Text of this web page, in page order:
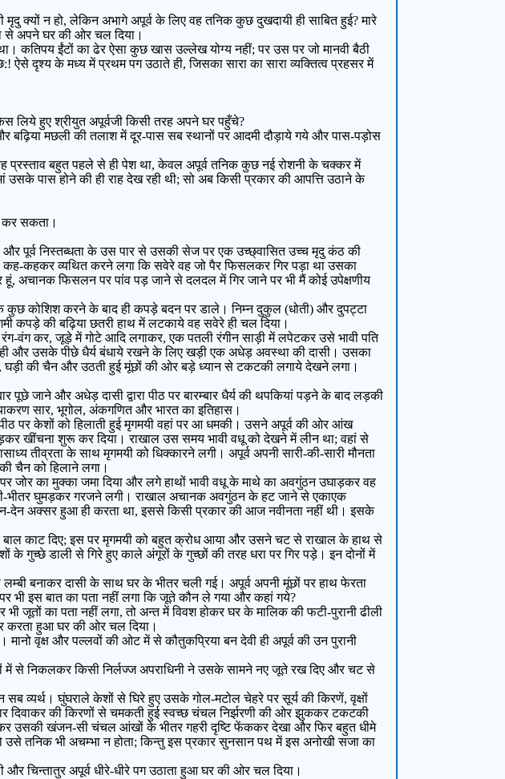
क्यों न हो, लेकिन अभागे अपूर्व के लिए वह तनिक कुछ दुखदायी ही साबित हुई? मारे
से अपने घर की ओर चल दिया।
कतिपय ईंटों का ढेर ऐसा कुछ खास उल्लेख योग्य नहीं; पर उस पर जो मानवी बैठी
दृश्य के मध्य में प्रथम पग उठाते ही, जिसका सारा का सारा व्यक्तित्व प्रहसर में
लिये हुए श्रीयुत अपूर्वजी किसी तरह अपने घर पहुँचे?
मछली की तलाश में दूर-पास सब स्थानों पर आदमी दौड़ाये गये और पास-पड़ोस
प्रस्ताव बहुत पहले से ही पेश था, केवल अपूर्व तनिक कुछ नई रोशनी के चक्कर में
उसके पास होने की ही राह देख रही थी; सो अब किसी प्रकार की आपत्ति उठाने के
कर सकता।
और पूर्व निस्तब्धता के उस पार से उसकी सेज पर एक उच्छ्वासित उच्च मृदु कंठ की
कहकर व्यथित करने लगा कि सवेरे वह जो पैर फिसलकर गिर पड़ा था उसका
हूं, अचानक फिसलन पर पांव पड़ जाने से दलदल में गिर जाने पर भी मैं कोई उपेक्षणीय
कुछ कोशिश करने के बाद ही कपड़े बदन पर डाले। निम्न दुकुल (धोती) और दुपट्टा
कपड़े की बढ़िया छतरी हाथ में लटकाये वह सवेरे ही चल दिया।
वंग कर, जूड़े में गोटे आदि लगाकर, एक पतली रंगीन साड़ी में लपेटकर उसे भावी पति
और उसके पीछे धैर्य बंधाये रखने के लिए खड़ी एक अधेड़ अवस्था की दासी। उसका
घड़ी की चैन और उठती हुई मूंछों की ओर बड़े ध्यान से टकटकी लगाये देखने लगा।
जाने और अधेड़ दासी द्वारा पीठ पर बारम्बार धैर्य की थपकियां पड़ने के बाद लड़की
सार, भूगोल, अंकगणित और भारत का इतिहास।
पर केशों को हिलाती हुई मृगमयी वहां पर आ धमकी। उसने अपूर्व की ओर आंख
खींचना शुरू कर दिया। राखाल उस समय भावी वधू को देखने में लीन था; वहां से
तीव्रता के साथ मृगमयी को धिक्कारने लगी। अपूर्व अपनी सारी-की-सारी मौनता
चैन को हिलाने लगा।
जोर का मुक्का जमा दिया और लगे हाथों भावी वधू के माथे का अवगुंठन उघाड़कर वह
भीतर घुमड़कर गरजने लगी। राखाल अचानक अवगुंठन के हट जाने से एकाएक
देन अक्सर हुआ ही करता था, इससे किसी प्रकार की आज नवीनता नहीं थी। इसके
काट दिए; इस पर मृगमयी को बहुत क्रोध आया और उसने चट से राखाल के हाथ से
डाली से गिरे हुए काले अंगूरों के गुच्छों की तरह धरा पर गिर पड़े। इन दोनों में
बनाकर दासी के साथ घर के भीतर चली गई। अपूर्व अपनी मूंछों पर हाथ फेरता
भी इस बात का पता नहीं लगा कि जूते कौन ले गया और कहां गये?
जूतों का पता नहीं लगा, तो अन्त में विवश होकर घर के मालिक की फटी-पुरानी ढीली
करता हुआ घर की ओर चल दिया।
वृक्ष और पल्लवों की ओट में से कौतुकप्रिया बन देवी ही अपूर्व की उन पुरानी
से निकलकर किसी निर्लज्ज अपराधिनी ने उसके सामने नए जूते रख दिए और चट से
व्यर्थ। घुंघराले केशों से घिरे हुए उसके गोल-मटोल चेहरे पर सूर्य की किरणें, वृक्षों
दिवाकर की किरणों से चमकती हुई स्वच्छ चंचल निर्झरणी की ओर झुककर टकटकी
उसकी खंजन-सी चंचल आंखों के भीतर गहरी दृष्टि फेंककर देखा और फिर बहुत धीमे
उसे तनिक भी अचम्भा न होता; किन्तु इस प्रकार सुनसान पथ में इस अनोखी सजा का
चिन्तातुर अपूर्व धीरे-धीरे पग उठाता हुआ घर की ओर चल दिया।